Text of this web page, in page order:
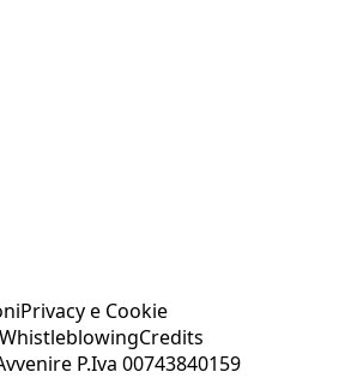
Privacy e Cookie
WhistleblowingCredits
P.Iva 00743840159